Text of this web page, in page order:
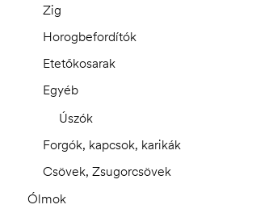
Zig
Horogbefordítók
Etetőkosarak
Egyéb
Úszók
Forgók, kapcsok, karikák
Csövek, Zsugorcsövek
Ólmok